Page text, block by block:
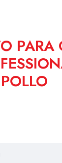
PARA